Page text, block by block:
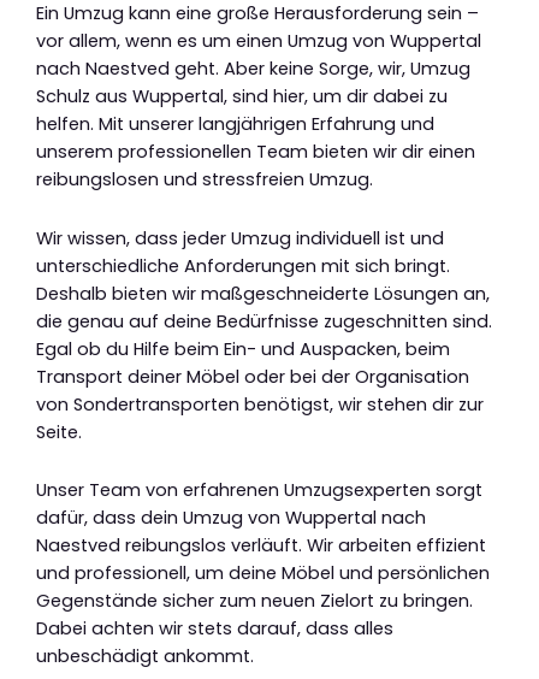
Ein Umzug kann eine große Herausforderung sein –
vor allem, wenn es um einen Umzug von Wuppertal
nach Naestved geht. Aber keine Sorge, wir, Umzug
Schulz aus Wuppertal, sind hier, um dir dabei zu
helfen. Mit unserer langjährigen Erfahrung und
unserem professionellen Team bieten wir dir einen
reibungslosen und stressfreien Umzug.
Wir wissen, dass jeder Umzug individuell ist und
unterschiedliche Anforderungen mit sich bringt.
Deshalb bieten wir maßgeschneiderte Lösungen an,
die genau auf deine Bedürfnisse zugeschnitten sind.
Egal ob du Hilfe beim Ein- und Auspacken, beim
Transport deiner Möbel oder bei der Organisation
von Sondertransporten benötigst, wir stehen dir zur
Seite.
Unser Team von erfahrenen Umzugsexperten sorgt
dafür, dass dein Umzug von Wuppertal nach
Naestved reibungslos verläuft. Wir arbeiten effizient
und professionell, um deine Möbel und persönlichen
Gegenstände sicher zum neuen Zielort zu bringen.
Dabei achten wir stets darauf, dass alles
unbeschädigt ankommt.